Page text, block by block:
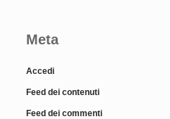
Meta
Accedi
Feed dei contenuti
Feed dei commenti